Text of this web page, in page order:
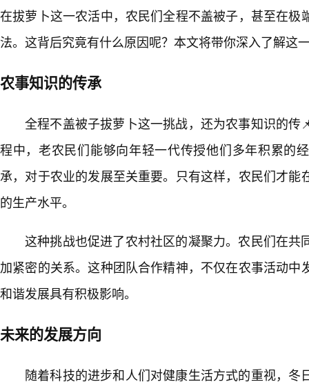
在拔萝卜这一农活中，农民们全程不盖被子，甚至在极
法。这背后究竟有什么原因呢？本文将带你深入了解这
农事知识的传承
全程不盖被子拔萝卜这一挑战，还为农事知识的传
程中，老农民们能够向年轻一代传授他们多年积累的
承，对于农业的发展至关重要。只有这样，农民们才能
的生产水平。
这种挑战也促进了农村社区的凝聚力。农民们在共
加紧密的关系。这种团队合作精神，不仅在农事活动中
和谐发展具有积极影响。
未来的发展方向
随着科技的进步和人们对健康生活方式的重视，冬